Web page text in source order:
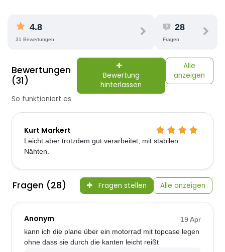
4.8
31 Bewertungen
28
Fragen
Bewertungen
(31)
Bewertung
hinterlassen
Alle
anzeigen
So funktioniert es
Kurt Markert
Leicht aber trotzdem gut verarbeitet, mit stabilen
Nähten.
Fragen (28) Fragen stellen Alle anzeigen
Anonym
19 Apr
kann ich die plane über ein motorrad mit topcase legen
ohne dass sie durch die kanten leicht reißt